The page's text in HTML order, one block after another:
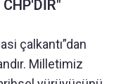
çalkantı”dan
Milletimiz